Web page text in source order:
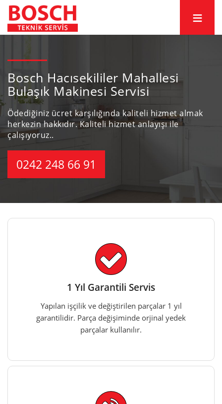
Bosch Hacısekililer Mahallesi
Bulaşık Makinesi Servisi
Ödediğiniz ücret karşılığında kaliteli hizmet almak
herkezin hakkıdır.Kaliteli hizmet anlayışı ile
çalışıyoruz..
0242 248 66 91
1 Yıl Garantili Servis
Yapılan işçilik ve değiştirilen parçalar 1 yıl
garantilidir. Parça değişiminde orjinal yedek
parçalar kullanılır.